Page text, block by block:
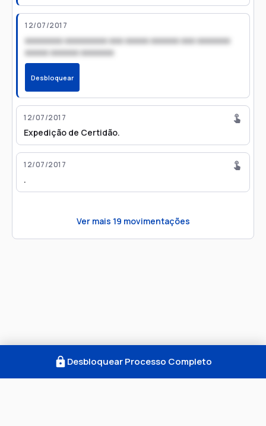
12/07/2017
xxxxxxxx xxxxxxxxx xxx xxxxx xxxxxx xxx xxxxxxx
xxxxx xxxxxx xxxxxxx
Desbloquear
12/07/2017
Expedição de Certidão.
12/07/2017
.
Ver mais 19 movimentações
Desbloquear Processo Completo